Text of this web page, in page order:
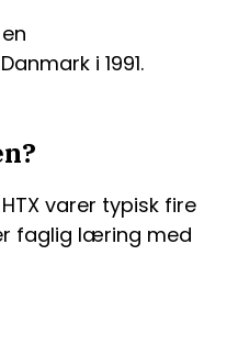
i 1991.
varer typisk fire
faglig læring med